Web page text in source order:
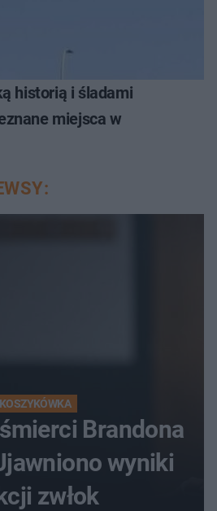
historią i śladami
miejsca w
KOSZYKÓWKA
Brandona
wyniki
zwłok